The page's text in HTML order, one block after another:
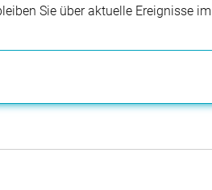
Sie über aktuelle Ereignisse